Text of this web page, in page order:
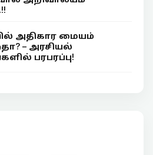
அதிகார மையம்
– அரசியல்
பரபரப்பு!